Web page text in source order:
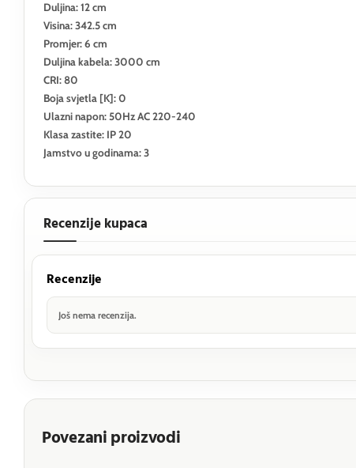
Duljina: 12 cm
Visina: 342.5 cm
Promjer: 6 cm
Duljina kabela: 3000 cm
CRI: 80
Boja svjetla [K]: 0
Ulazni napon: 50Hz AC 220-240
Klasa zastite: IP 20
Jamstvo u godinama: 3
Recenzije kupaca
Recenzije
Još nema recenzija.
Povezani proizvodi